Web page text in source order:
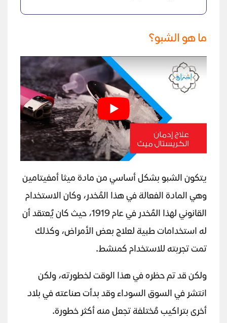
ما هو الشبو؟
يتكون الشبو بشكل أساسي من مادة ميثا أمفيتامين
وهي المادة الفعالة في هذا المُخدر، وكان الاستخدام
القانوني لهذا المُخدر في عام 1919، حيث كان يُعتقد أن
له استخدامات طبية لعلاج بعض الأمراض، وكذلك
تمت تجربته للاستخدام كمنشط.
ولكن قد تم حظره في هذا الوقت لخطورته، ولكن
انتشر في السوق السوداء وقد بدأت صناعته في بلاد
أخرى بتراكيب مُختلفة تجعل منه أكثر خطورة.